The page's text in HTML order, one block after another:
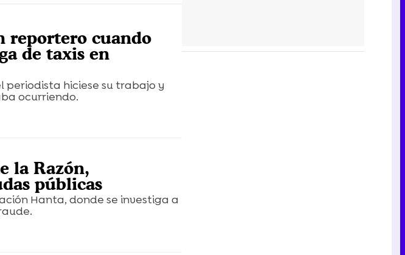
reportero cuando
de taxis en
hiciese su trabajo y
ocurriendo.
la Razón,
públicas
Hanta, donde se investiga a